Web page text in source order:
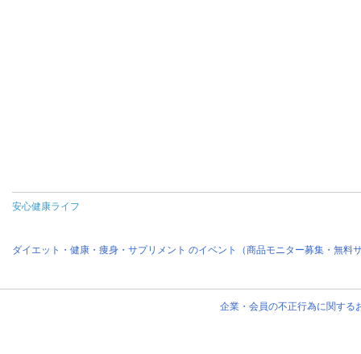
安心健康ライフ
ダイエット・健康・痩身・サプリメント のイベント（商品モニター募集・無料
企業・会員の不正行為に関する